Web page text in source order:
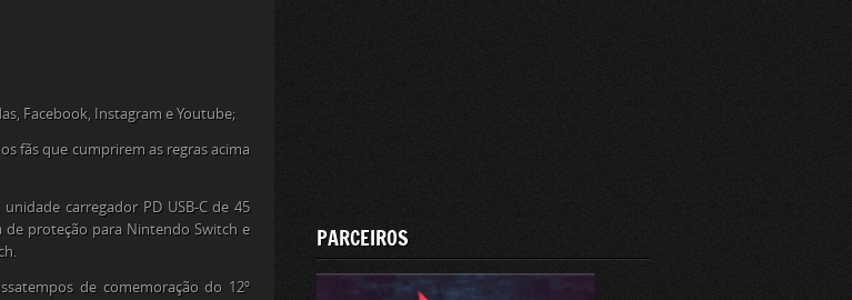
Facebook, Instagram e Youtube;
fãs que cumprirem as regras acima
carregador PD USB-C de 45
de proteção para Nintendo Switch e
de comemoração do 12º
PARCEIROS